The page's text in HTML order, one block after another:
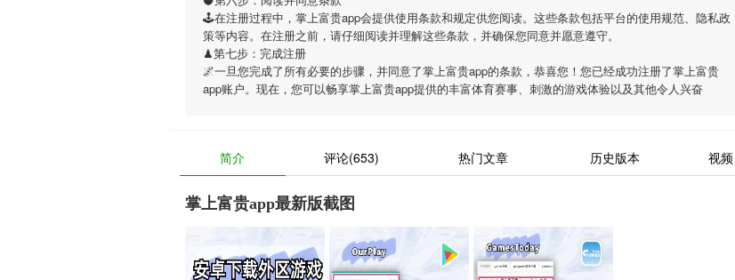
🕹在注册过程中， 掌上富贵app会提供使用条款和规定供您阅读。这些条款包括平台的使用规范、隐私政
策等内容。在注册之前，请仔细阅读并理解这些条款，并确保您同意并愿意遵守。
♟第七步：完成注册
🌌一旦您完成了所有必要的步骤，并同意了掌上富贵app的条款，恭喜您！您已经成功注册了掌上富贵
app账户。现在，您可以畅享掌上富贵app提供的丰富体育赛事、刺激的游戏体验以及其他令人兴奋
简介 评论(653) 热门文章 历史版本 视频
掌上富贵app最新版截图